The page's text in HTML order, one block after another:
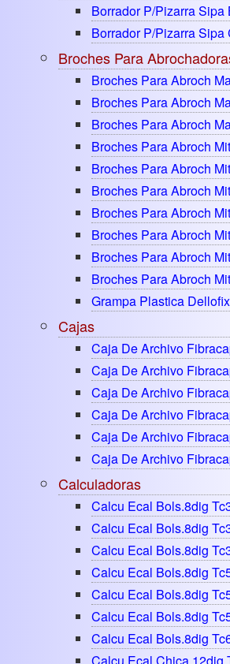
Borrador P/pizarra Sipa
Borrador P/pizarra Sipa
Broches Para
Broches Para Abroch
Broches Para Abroch
Broches Para Abroch
Broches Para Abroch
Broches Para Abroch
Broches Para Abroch
Broches Para Abroch
Broches Para Abroch
Broches Para Abroch
Broches Para Abroch
Grampa Plastica
Cajas
Caja De Archivo
Caja De Archivo
Caja De Archivo
Caja De Archivo
Caja De Archivo
Caja De Archivo
Calculadoras
Calcu Ecal Bols.8dig
Calcu Ecal Bols.8dig
Calcu Ecal Bols.8dig
Calcu Ecal Bols.8dig
Calcu Ecal Bols.8dig
Calcu Ecal Bols.8dig
Calcu Ecal Bols.8dig
Calcu Ecal Chica 12dig